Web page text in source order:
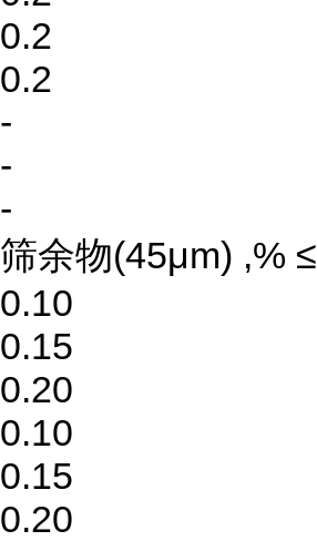
0.2
0.2
-
-
-
筛余物(45μm) ,% ≤
0.10
0.15
0.20
0.10
0.15
0.20